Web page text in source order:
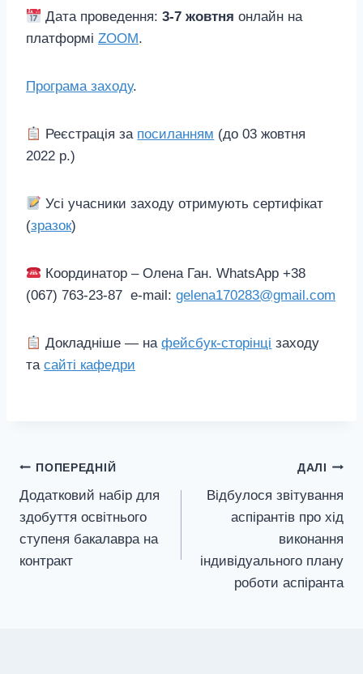
Дата проведення:3-7 жовтня онлайн на
платформі ZOOM.
Програма заходу.
Реєстрація за посиланням (до 03 жовтня
2022 р.)
Усі учасники заходу отримують сертифікат
(зразок)
Координатор – Олена Ган. WhatsApp +38
(067) 763-23-87 e-mail: gelena170283@gmail.com
Докладніше — нафейсбук-сторінці заходу
та сайті кафедри
Навігація
записів
ПОПЕРЕДНІЙ
Додатковий набір для
здобуття освітнього
ступеня бакалавра на
контракт
ДАЛІ
Відбулося звітування
аспірантів про хід
виконання
індивідуального плану
роботи аспіранта